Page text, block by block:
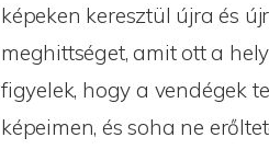
képeken keresztül újra és
meghittséget, amit ott a
figyelek, hogy a vendégek
képeimen, és soha ne